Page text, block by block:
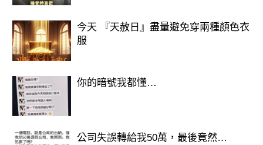
今天 『天赦日』盡量避免穿兩種顏色衣
服
你的暗號我都懂…
公司失誤轉給我50萬，最後竟然…